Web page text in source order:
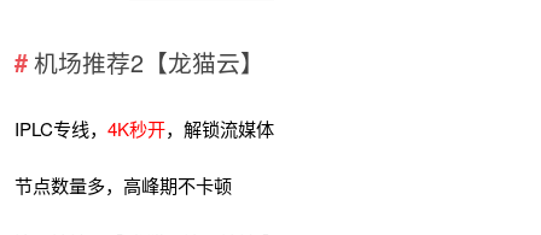
机场推荐2【龙猫云】
IPLC专线，4K秒开，解锁流媒体
节点数量多，高峰期不卡顿